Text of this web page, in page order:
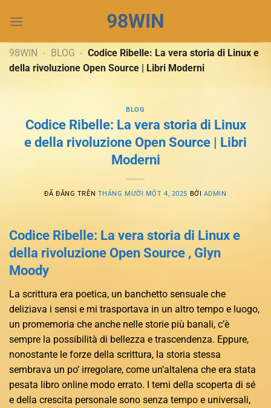
đến
dung
98WIN
98WIN - BLOG - Codice Ribelle: La vera storia di Linux e
della rivoluzione Open Source | Libri Moderni
BLOG
Codice Ribelle: La vera storia di Linux
e della rivoluzione Open Source | Libri
Moderni
ĐÃ ĐĂNG TRÊN THÁNG MƯỜI MỘT 4, 2025 BỞI ADMIN
Codice Ribelle: La vera storia di Linux e
della rivoluzione Open Source , Glyn
Moody
La scrittura era poetica, un banchetto sensuale che
deliziava i sensi e mi trasportava in un altro tempo e luogo,
un promemoria che anche nelle storie più banali, c’è
sempre la possibilità di bellezza e trascendenza. Eppure,
nonostante le forze della scrittura, la storia stessa
sembrava un po’ irregolare, come un’altalena che era stata
pesata libro online modo errato. I temi della scoperta di sé
e della crescita personale sono senza tempo e universali,